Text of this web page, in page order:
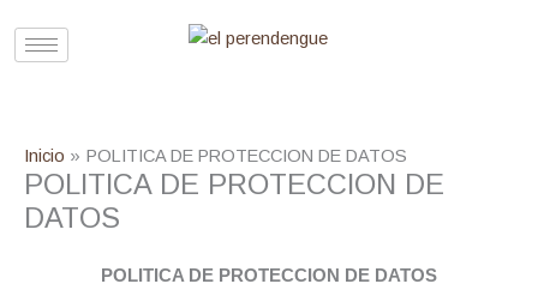
Inicio POLITICA DE PROTECCION DE DATOS
POLITICA DE PROTECCION DE
DATOS
POLITICA DE PROTECCION DE DATOS